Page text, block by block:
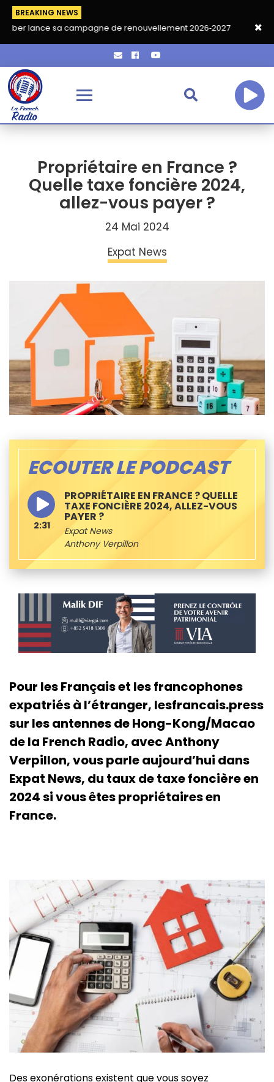
BREAKING NEWS
sa campagne de renouvellement 2026‑2027 Grand café de
Propriétaire en France ?
Quelle taxe foncière 2024,
allez-vous payer ?
24 Mai 2024
Expat News
ECOUTER LE PODCAST
PROPRIÉTAIRE EN FRANCE ? QUELLE
TAXE FONCIÈRE 2024, ALLEZ-VOUS
PAYER ?
Expat News
Anthony Verpillon
2:31
Pour les Français et les francophones
expatriés à l’étranger, lesfrancais.press
sur les antennes de Hong-Kong/Macao
de la French Radio, avec Anthony
Verpillon, vous parle aujourd’hui dans
Expat News, du taux de taxe foncière en
2024 si vous êtes propriétaires en
France.
Des exonérations existent que vous soyez